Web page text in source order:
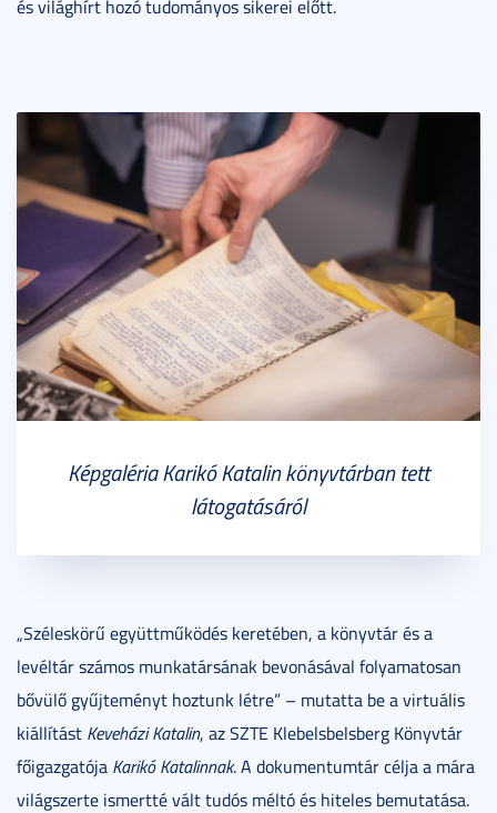
és világhírt hozó tudományos sikerei előtt.
Képgaléria Karikó Katalin könyvtárban tett
látogatásáról
„Széleskörű együttműködés keretében, a könyvtár és a
levéltár számos munkatársának bevonásával folyamatosan
bővülő gyűjteményt hoztunk létre” – mutatta be a virtuális
kiállítást Keveházi Katalin, az SZTE Klebelsbelsberg Könyvtár
főigazgatója Karikó Katalinnak. A dokumentumtár célja a mára
világszerte ismertté vált tudós méltó és hiteles bemutatása.